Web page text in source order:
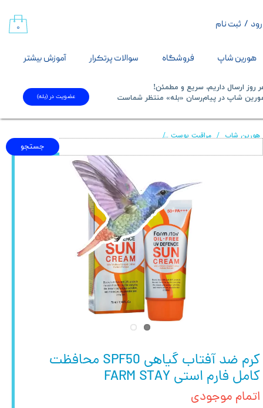
هورین شاپ فروشگاه سوالات پرتکرار آموزش بیشتر
/ ثبت نام
حساب کاربری من
تغییر گذر واژه
خروج از حساب کاربری
۰
جستجو
روز ارسال داریم، سریع و مطمئن!
شاپ در پیام‌رسان «بله» منتظر شماست​​​​​​​
عضویت در (بله)
هورین شاپ مراقبت پوست کرم ضد آفتاب گیاهی SPF50 محافظت کامل فارم استی FARM STAY
کرم ضد آفتاب گیاهی SPF50 محافظت
کامل فارم استی FARM STAY
اتمام موجودی